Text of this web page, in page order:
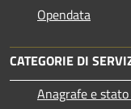
Opendata
CATEGORIE DI
Anagrafe e